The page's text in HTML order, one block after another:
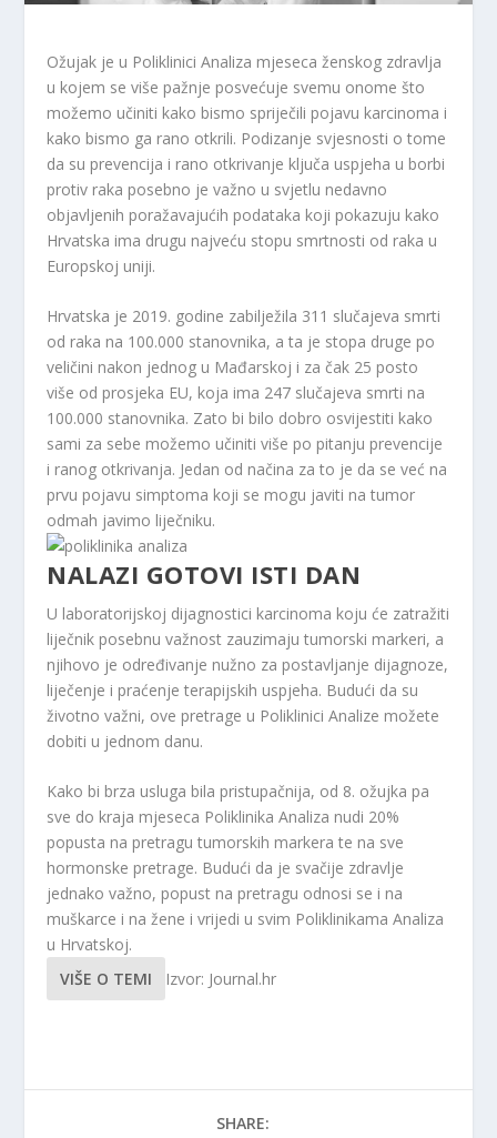
Ožujak je u Poliklinici Analiza mjeseca ženskog zdravlja
u kojem se više pažnje posvećuje svemu onome što
možemo učiniti kako bismo spriječili pojavu karcinoma i
kako bismo ga rano otkrili. Podizanje svjesnosti o tome
da su prevencija i rano otkrivanje ključa uspjeha u borbi
protiv raka posebno je važno u svjetlu nedavno
objavljenih poražavajućih podataka koji pokazuju kako
Hrvatska ima drugu najveću stopu smrtnosti od raka u
Europskoj uniji.
Hrvatska je 2019. godine zabilježila 311 slučajeva smrti
od raka na 100.000 stanovnika, a ta je stopa druge po
veličini nakon jednog u Mađarskoj i za čak 25 posto
više od prosjeka EU, koja ima 247 slučajeva smrti na
100.000 stanovnika. Zato bi bilo dobro osvijestiti kako
sami za sebe možemo učiniti više po pitanju prevencije
i ranog otkrivanja. Jedan od načina za to je da se već na
prvu pojavu simptoma koji se mogu javiti na tumor
odmah javimo liječniku.
NALAZI GOTOVI ISTI DAN
U laboratorijskoj dijagnostici karcinoma koju će zatražiti
liječnik posebnu važnost zauzimaju tumorski markeri, a
njihovo je određivanje nužno za postavljanje dijagnoze,
liječenje i praćenje terapijskih uspjeha. Budući da su
životno važni, ove pretrage u Poliklinici Analize možete
dobiti u jednom danu.
Kako bi brza usluga bila pristupačnija, od 8. ožujka pa
sve do kraja mjeseca Poliklinika Analiza nudi 20%
popusta na pretragu tumorskih markera te na sve
hormonske pretrage. Budući da je svačije zdravlje
jednako važno, popust na pretragu odnosi se i na
muškarce i na žene i vrijedi u svim Poliklinikama Analiza
u Hrvatskoj.
VIŠE O TEMI
Izvor: Journal.hr
SHARE: